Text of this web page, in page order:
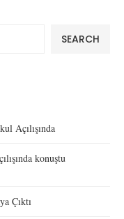
SEARCH
Açılışında
konuştu
Çıktı